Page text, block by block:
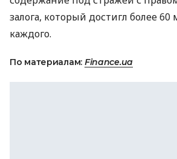
залога, который достигл более
каждого.
По материалам: Finance.ua